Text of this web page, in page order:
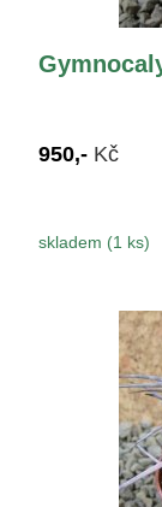
950,- Kč
skladem (1 ks)